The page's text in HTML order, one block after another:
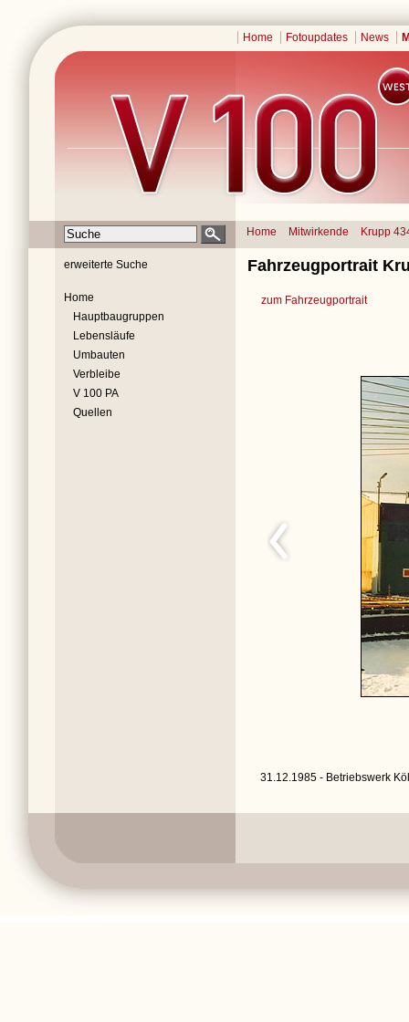
Home Fotoupdates News
Home Mitwirkende Krupp
erweiterte Suche
Home
Hauptbaugruppen
Lebensläufe
Umbauten
Verbleibe
V 100 PA
Quellen
Fahrzeugportrait
zum Fahrzeugportrait
31.12.1985 - Betriebswerk